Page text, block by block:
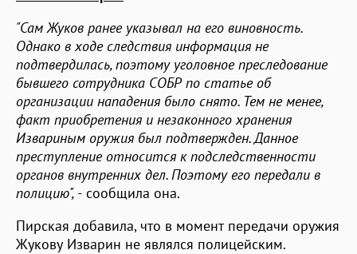
"Сам Жуков ранее указывал на его виновность.
Однако в ходе следствия информация не
подтвердилась, поэтому уголовное преследование
бывшего сотрудника СОБР по статье об
организации нападения было снято. Тем не менее,
факт приобретения и незаконного хранения
Извариным оружия был подтвержден. Данное
преступление относится к подследственности
органов внутренних дел. Поэтому его передали в
полицию", - сообщила она.
Пирская добавила, что в момент передачи оружия
Жукову Изварин не являлся полицейским.